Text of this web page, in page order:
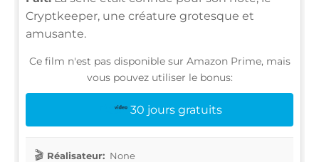
Cryptkeeper, une créature grotesque et
amusante.
Ce film n'est pas disponible sur Amazon Prime, mais
vous pouvez utiliser le bonus:
30 jours gratuits
Réalisateur: None